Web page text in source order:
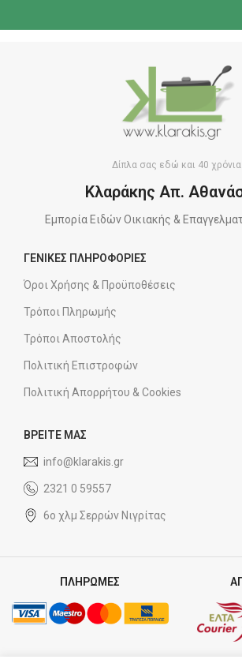
Δίπλα σας εδώ και 40 χρόνια
Κλαράκης Απ.
Εμπορία Ειδών Οικιακής &
ΓΕΝΙΚΕΣ ΠΛΗΡΟΦΟΡΙΕΣ
Όροι Χρήσης & Προϋποθέσεις
Τρόποι Πληρωμής
Τρόποι Αποστολής
Πολιτική Επιστροφών
Πολιτική Απορρήτου & Cookies
ΒΡΕΙΤΕ ΜΑΣ
info@klarakis.gr
2321 0 59557
6ο χλμ Σερρών Νιγρίτας
ΠΛΗΡΩΜΕΣ